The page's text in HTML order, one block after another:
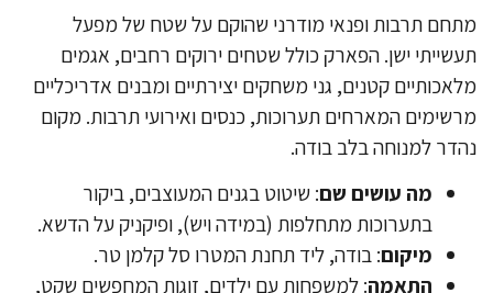
תרבות ופנאי מודרני שהוקם על שטח של מפעל
ישן. הפארק כולל שטחים ירוקים רחבים, אגמים
קטנים, גני משחקים יצירתיים ומבנים אדריכליים
המארחים תערוכות, כנסים ואירועי תרבות. מקום
למנוחה בלב בודה.
מה עושים שם : שיטוט בגנים המעוצבים, ביקור
בתערוכות מתחלפות (במידה ויש), ופיקניק על הדשא.
מיקום: בודה, ליד תחנת המטרו סל קלמן טר.
התאמה: למשפחות עם ילדים, זוגות המחפשים שקט,